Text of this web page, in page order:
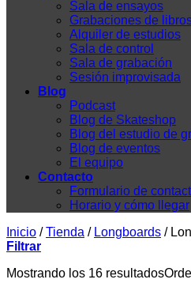
Sala de ensayos
Grabaciones de
Alquiler de estudios
Sala de control
Sala de grabación
Sesión improvisada
Blog
Podcast
Blog de Skateshop
Blog del estudio de
Blog de eventos
El equipo
Contacto
Formulario de
Horario y cómo llegar
Inicio / Tienda / Longboards /
Filtrar
Mostrando los 16 resultados